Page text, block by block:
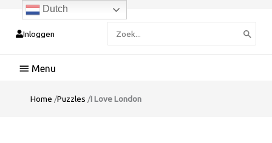
Inloggen
naar:
Hoofdmenu
Home /Puzzles /I Love London
Dutch